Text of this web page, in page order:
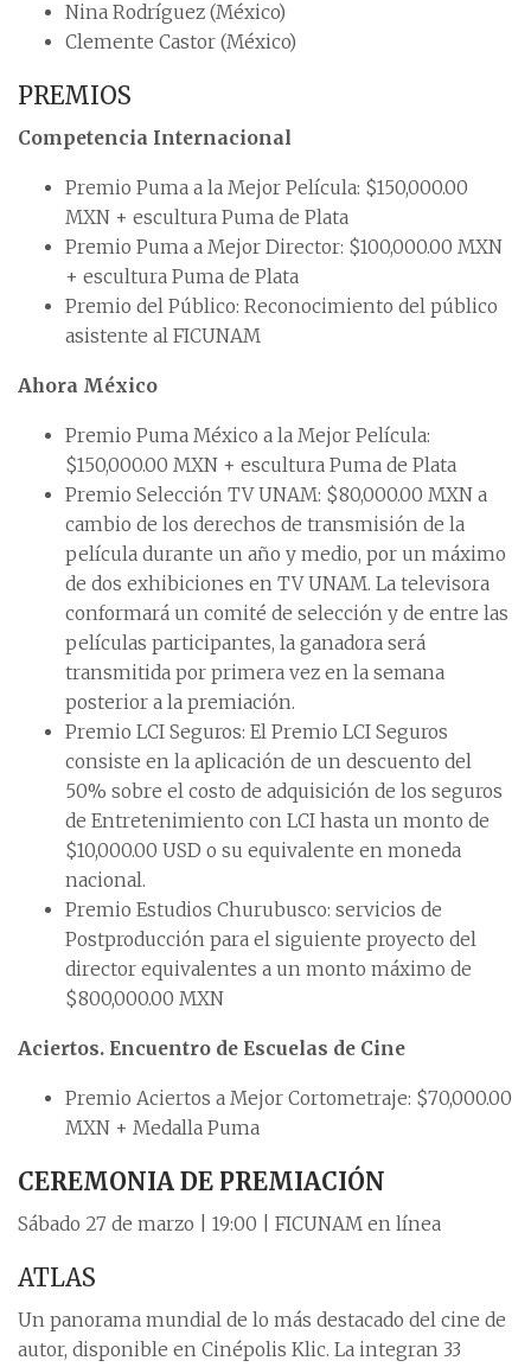
Nina Rodríguez (México)
Clemente Castor (México)
PREMIOS
Competencia Internacional
Premio Puma a la Mejor Película: $150,000.00
MXN + escultura Puma de Plata
Premio Puma a Mejor Director: $100,000.00 MXN
+ escultura Puma de Plata
Premio del Público: Reconocimiento del público
asistente al FICUNAM
Ahora México
Premio Puma México a la Mejor Película:
$150,000.00 MXN + escultura Puma de Plata
Premio Selección TV UNAM: $80,000.00 MXN a
cambio de los derechos de transmisión de la
película durante un año y medio, por un máximo
de dos exhibiciones en TV UNAM. La televisora
conformará un comité de selección y de entre las
películas participantes, la ganadora será
transmitida por primera vez en la semana
posterior a la premiación.
Premio LCI Seguros: El Premio LCI Seguros
consiste en la aplicación de un descuento del
50% sobre el costo de adquisición de los seguros
de Entretenimiento con LCI hasta un monto de
$10,000.00 USD o su equivalente en moneda
nacional.
Premio Estudios Churubusco: servicios de
Postproducción para el siguiente proyecto del
director equivalentes a un monto máximo de
$800,000.00 MXN
Aciertos. Encuentro de Escuelas de Cine
Premio Aciertos a Mejor Cortometraje: $70,000.00
MXN + Medalla Puma
CEREMONIA DE PREMIACIÓN
Sábado 27 de marzo | 19:00 | FICUNAM en línea
ATLAS
Un panorama mundial de lo más destacado del cine de
autor, disponible en Cinépolis Klic. La integran 33